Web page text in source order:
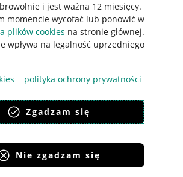
i jest ważna 12 miesięcy.
momencie wycofać lub ponowić w
plików cookies na stronie głównej.
wpływa na legalność uprzedniego
polityka ochrony prywatności
Zgadzam się
Nie zgadzam się
oznacza akceptacjęregulaminu